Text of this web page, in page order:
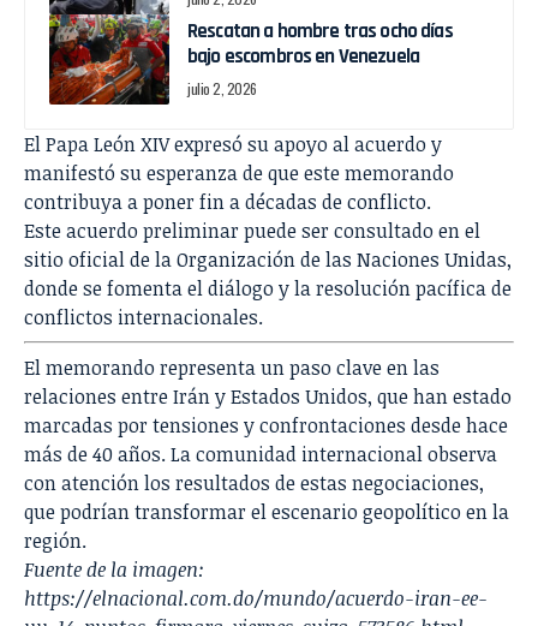
Rescatan a hombre tras ocho días
bajo escombros en Venezuela
julio 2, 2026
El Papa León XIV expresó su apoyo al acuerdo y
manifestó su esperanza de que este memorando
contribuya a poner fin a décadas de conflicto.
Este acuerdo preliminar puede ser consultado en el
sitio oficial de la Organización de las Naciones Unidas,
donde se fomenta el diálogo y la resolución pacífica de
conflictos internacionales.
El memorando representa un paso clave en las
relaciones entre Irán y Estados Unidos, que han estado
marcadas por tensiones y confrontaciones desde hace
más de 40 años. La comunidad internacional observa
con atención los resultados de estas negociaciones,
que podrían transformar el escenario geopolítico en la
región.
Fuente de la imagen:
https://elnacional.com.do/mundo/acuerdo-iran-ee-